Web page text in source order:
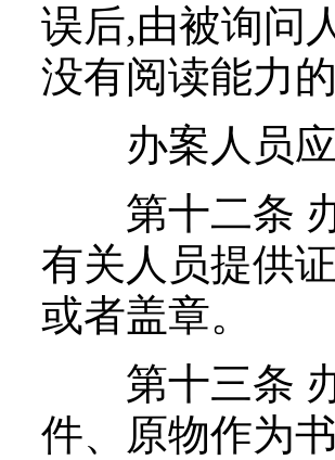
误后,由被询问
没有阅读能力
办案人员应
第十二条 办
有关人员提供
或者盖章。
第十三条 办
件、原物作为